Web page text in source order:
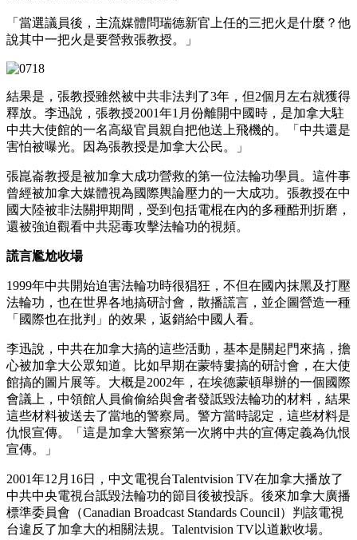
「當選議員後，主流媒體問瑞德新官上任的三把火是什麼？他
說其中一把火是要營救張教授。」
結果是，張教授雖然被中共非法判了3年，但2個月左右就獲得
釋放。李迅說，張教授2001年1月份離開中國時，是加拿大駐
中共大使館的一名高級官員親自把他送上飛機的。「中共還是
害怕被曝光。因為張教授是加拿大公民。」
張崑崙教授是被加拿大成功營救的第一位法輪功學員。這件事
曾經被加拿大媒體視為國際輿論壓力的一大成功。張教授在中
國大陸被非法關押期間，受到包括電棍在內的多種酷刑折磨，
還被強迫觀看中共惡毒攻擊法輪功的視頻。
謊言尷尬收場
1999年中共開始迫害法輪功時很猖狂，不但在國內抹黑及打壓
法輪功，也在世界各地搞研討會，散播謊言，並企圖營造一種
「國際也在批判」的效果，返銷給中國人看。
李迅說，中共在加拿大搞的這些活動，基本是關起門來搞，擔
心被加拿大公眾知道。比如早期在蒙特婁搞的研討會，在大使
館搞的圖片展等。大概是2002年，在埃德蒙頓舉辦的一個國際
會議上，中領館人員偷偷給與會者發詆毀法輪功的材料，結果
這些材料被送去了當地的警察局。警方當時認定，這些材料是
仇恨宣傳。「這是加拿大警察第一次將中共的宣傳定義為仇恨
宣傳。」
2001年12月16日，中文電視台Talentvision TV在加拿大播放了
中共中央電視台詆毀法輪功的節目後被投訴。後來加拿大廣播
標準委員會（Canadian Broadcast Standards Council）判該電視
台違反了加拿大的相關法規。Talentvision TV以道歉收場。